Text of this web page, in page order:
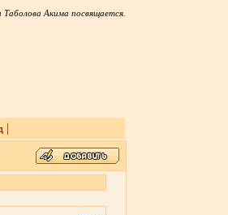
Акима посвящается.
|